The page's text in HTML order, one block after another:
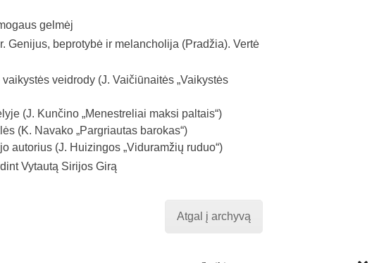
gelmėj
Genijus, beprotybė ir melancholija (Pradžia). Vertė
veidrody (J. Vaičiūnaitės „Vaikystės
(J. Kunčino „Menestreliai maksi paltais“)
(K. Navako „Pargriautas barokas“)
autorius (J. Huizingos „Viduramžių ruduo“)
Vytautą Sirijos Girą
Atgal į archyvą